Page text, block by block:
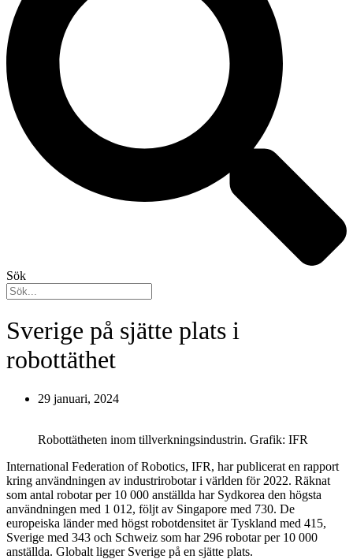
Sök
Sverige på sjätte plats i
robottäthet
29 januari, 2024
Robottätheten inom tillverkningsindustrin. Grafik: IFR
International Federation of Robotics, IFR, har publicerat en rapport
kring användningen av industrirobotar i världen för 2022. Räknat
som antal robotar per 10 000 anställda har Sydkorea den högsta
användningen med 1 012, följt av Singapore med 730. De
europeiska länder med högst robotdensitet är Tyskland med 415,
Sverige med 343 och Schweiz som har 296 robotar per 10 000
anställda. Globalt ligger Sverige på en sjätte plats.